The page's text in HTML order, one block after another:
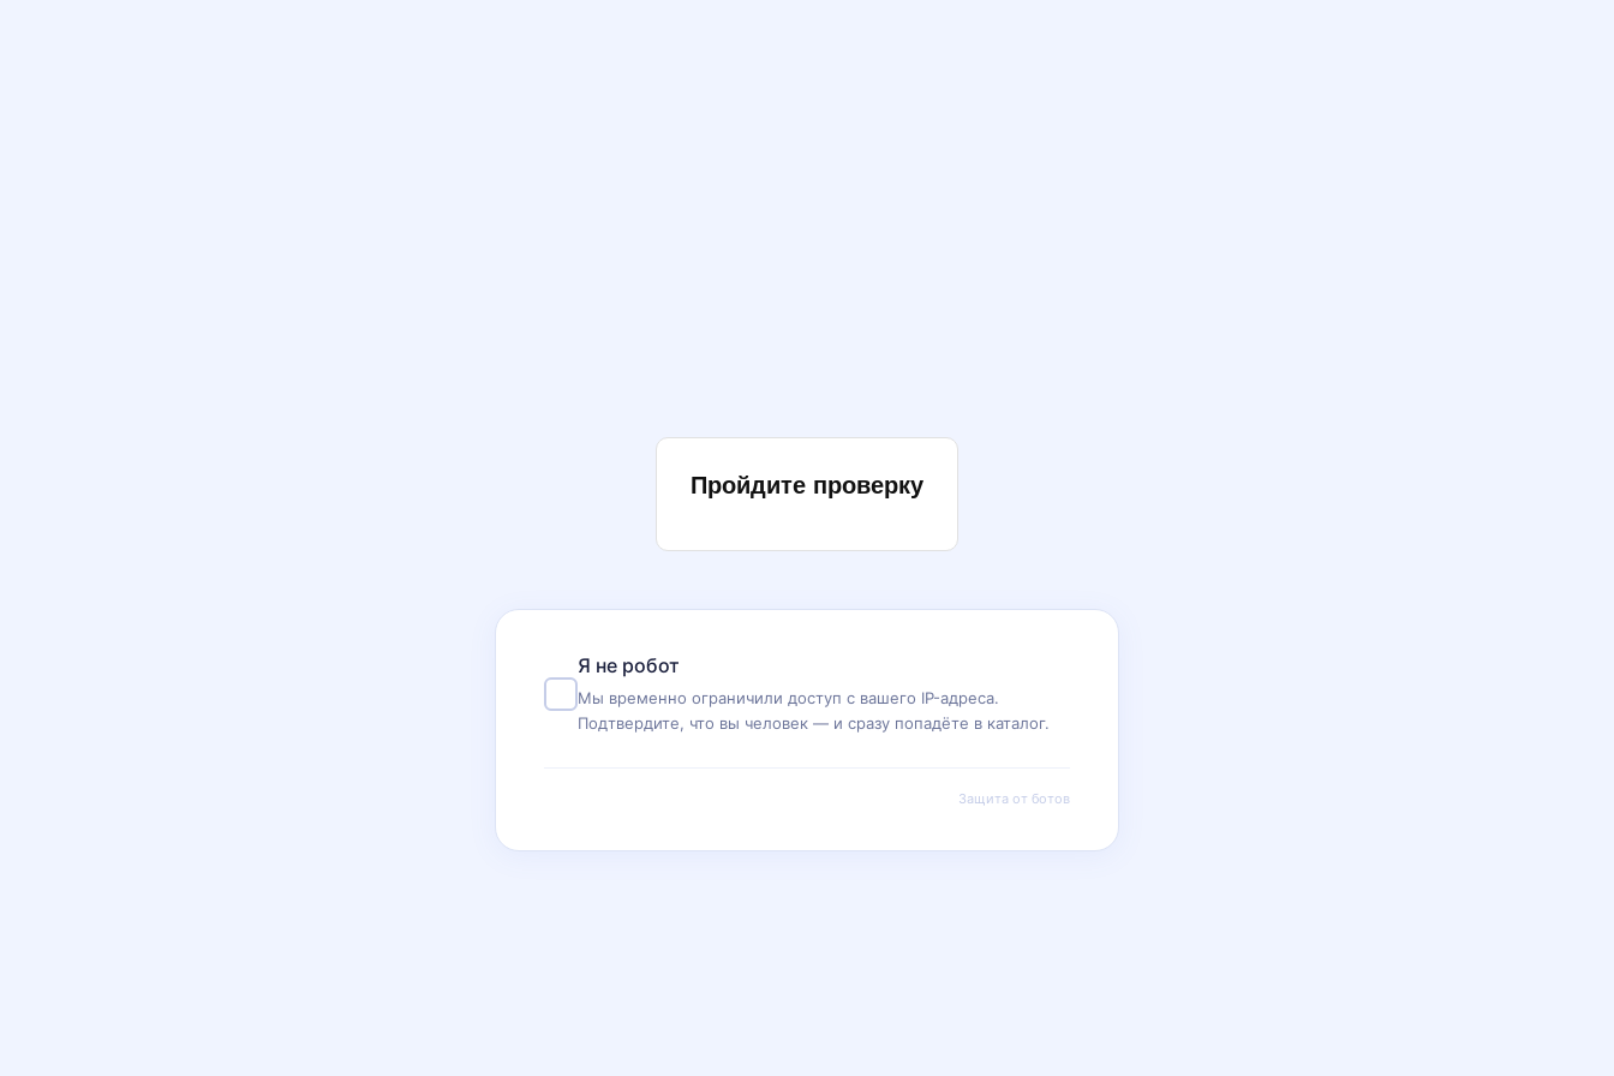
Пройдите проверку
Я не робот
Мы временно ограничили доступ с вашего IP-адреса.
Подтвердите, что вы человек — и сразу попадёте в каталог.
Защита от ботов